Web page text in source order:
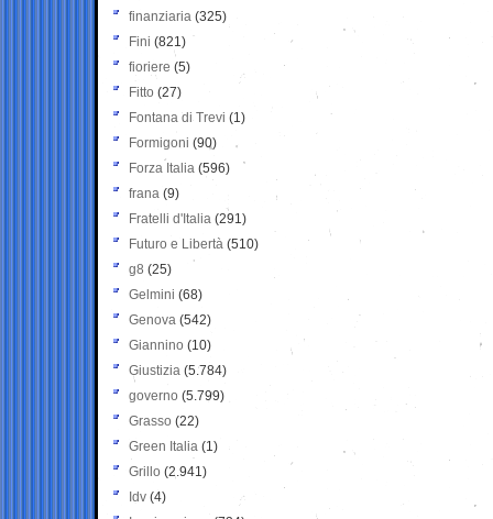
finanziaria (325)
Fini (821)
fioriere (5)
Fitto (27)
Fontana di Trevi (1)
Formigoni (90)
Forza Italia (596)
frana (9)
Fratelli d'Italia (291)
Futuro e Libertà (510)
g8 (25)
Gelmini (68)
Genova (542)
Giannino (10)
Giustizia (5.784)
governo (5.799)
Grasso (22)
Green Italia (1)
Grillo (2.941)
Idv (4)